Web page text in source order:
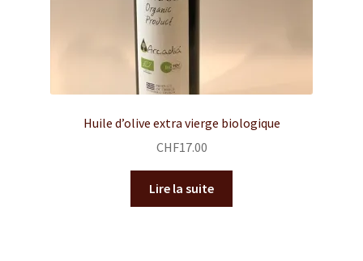
Huile d’olive extra vierge biologique
CHF17.00
Lire la suite